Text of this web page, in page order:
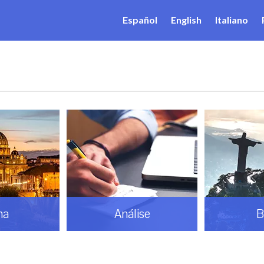
Español English Italiano
Análise